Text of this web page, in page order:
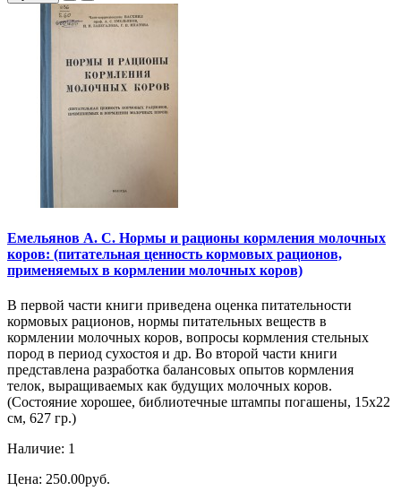
Емельянов А. С. Нормы и рационы кормления молочных
коров: (питательная ценность кормовых рационов,
применяемых в кормлении молочных коров)
В первой части книги приведена оценка питательности
кормовых рационов, нормы питательных веществ в
кормлении молочных коров, вопросы кормления стельных
пород в период сухостоя и др. Во второй части книги
представлена разработка балансовых опытов кормления
телок, выращиваемых как будущих молочных коров.
(Состояние хорошее, библиотечные штампы погашены, 15х22
см, 627 гр.)
Наличие: 1
Цена: 250.00руб.